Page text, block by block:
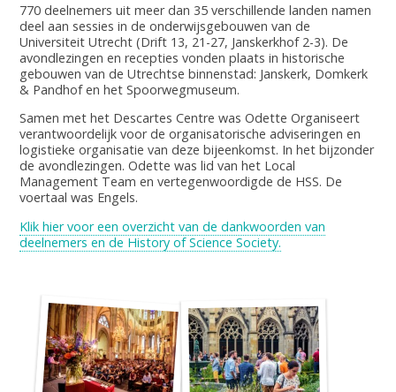
770 deelnemers uit meer dan 35 verschillende landen namen
deel aan sessies in de onderwijsgebouwen van de
Universiteit Utrecht (Drift 13, 21-27, Janskerkhof 2-3). De
avondlezingen en recepties vonden plaats in historische
gebouwen van de Utrechtse binnenstad: Janskerk, Domkerk
& Pandhof en het Spoorwegmuseum.
Samen met het Descartes Centre was Odette Organiseert
verantwoordelijk voor de organisatorische adviseringen en
logistieke organisatie van deze bijeenkomst. In het bijzonder
de avondlezingen. Odette was lid van het Local
Management Team en vertegenwoordigde de HSS. De
voertaal was Engels.
Klik hier voor een overzicht van de dankwoorden van
deelnemers en de History of Science Society.